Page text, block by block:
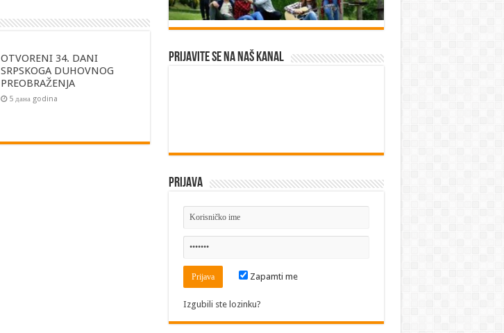
OTVORENI 34. DANI
SRPSKOGA DUHOVNOG
PREOBRAŽENJA
5 дана godina
Prijavite se na naš kanal
Prijava
Zapamti me
Izgubili ste lozinku?